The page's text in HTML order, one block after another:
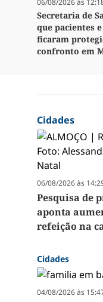
06/08/2026 às
Secretaria de
que pacientes
ficaram
confronto em
Cidades
06/08/2026 às
Pesquisa de
aponta
refeição na
Cidades
04/08/2026 às